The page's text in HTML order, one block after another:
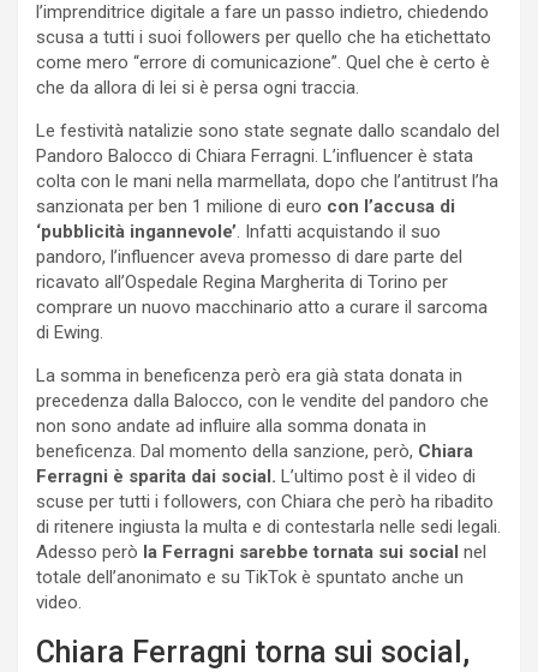
l’imprenditrice digitale a fare un passo indietro, chiedendo
scusa a tutti i suoi followers per quello che ha etichettato
come mero “errore di comunicazione”. Quel che è certo è
che da allora di lei si è persa ogni traccia.
Le festività natalizie sono state segnate dallo scandalo del
Pandoro Balocco di Chiara Ferragni. L’influencer è stata
colta con le mani nella marmellata, dopo che l’antitrust l’ha
sanzionata per ben 1 milione di euro con l’accusa di
‘pubblicità ingannevole’. Infatti acquistando il suo
pandoro, l’influencer aveva promesso di dare parte del
ricavato all’Ospedale Regina Margherita di Torino per
comprare un nuovo macchinario atto a curare il sarcoma
di Ewing.
La somma in beneficenza però era già stata donata in
precedenza dalla Balocco, con le vendite del pandoro che
non sono andate ad influire alla somma donata in
beneficenza. Dal momento della sanzione, però, Chiara
Ferragni è sparita dai social. L’ultimo post è il video di
scuse per tutti i followers, con Chiara che però ha ribadito
di ritenere ingiusta la multa e di contestarla nelle sedi legali.
Adesso però la Ferragni sarebbe tornata sui social nel
totale dell’anonimato e su TikTok è spuntato anche un
video.
Chiara Ferragni torna sui social,